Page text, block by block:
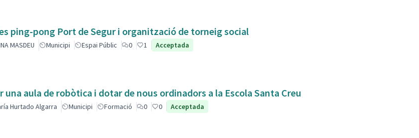
ping-pong Port de Segur i organització de torneig social
MASDEU Municipi Espai Públic 0 1 Acceptada
una aula de robòtica i dotar de nous ordinadors a la Escola Santa Creu
Hurtado Algarra Municipi Formació 0 0 Acceptada